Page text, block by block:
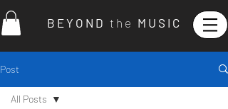
B E Y O N D t h e M U S I C
Post
All Posts